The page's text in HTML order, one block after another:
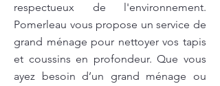
respectueux de l'environnement.
Pomerleau vous propose un service de
grand ménage pour nettoyer vos tapis
et coussins en profondeur. Que vous
ayez besoin d’un grand ménage ou